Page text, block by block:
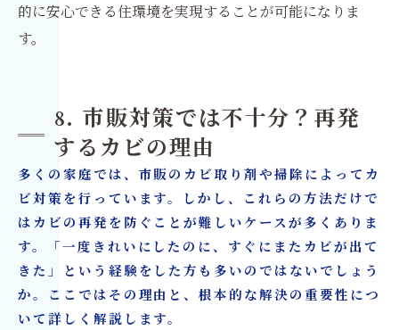
的に安心できる住環境を実現することが可能になりま
す。
8. 市販対策では不十分？再発
するカビの理由
多くの家庭では、市販のカビ取り剤や掃除によってカ
ビ対策を行っています。しかし、これらの方法だけで
はカビの再発を防ぐことが難しいケースが多くありま
す。「一度きれいにしたのに、すぐにまたカビが出て
きた」という経験をした方も多いのではないでしょう
か。ここではその理由と、根本的な解決の重要性につ
いて詳しく解説します。